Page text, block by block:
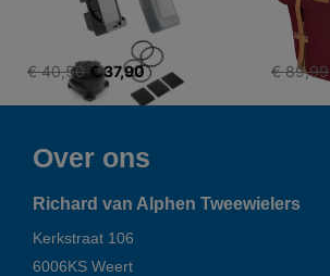
€ 40,50 € 37,90 € 89,99
Over ons
Richard van Alphen Tweewielers
Kerkstraat 106
6006KS Weert